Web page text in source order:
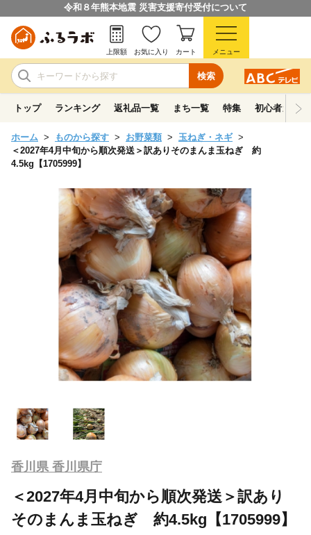
令和８年熊本地震 災害支援寄付受付について
検索
上限額 お気に入り カート メニュー
トップ ランキング 返礼品一覧 まち一覧 特集 初心者ガイド
ホーム ものから探す お野菜類
玉ねぎ・ネギ
＜2027年4月中旬から順次発送＞訳ありそのまんま玉ねぎ 約
4.5kg【1705999】
香川県 香川県庁
＜2027年4月中旬から順次発送＞訳あり
そのまんま玉ねぎ 約4.5kg【1705999】